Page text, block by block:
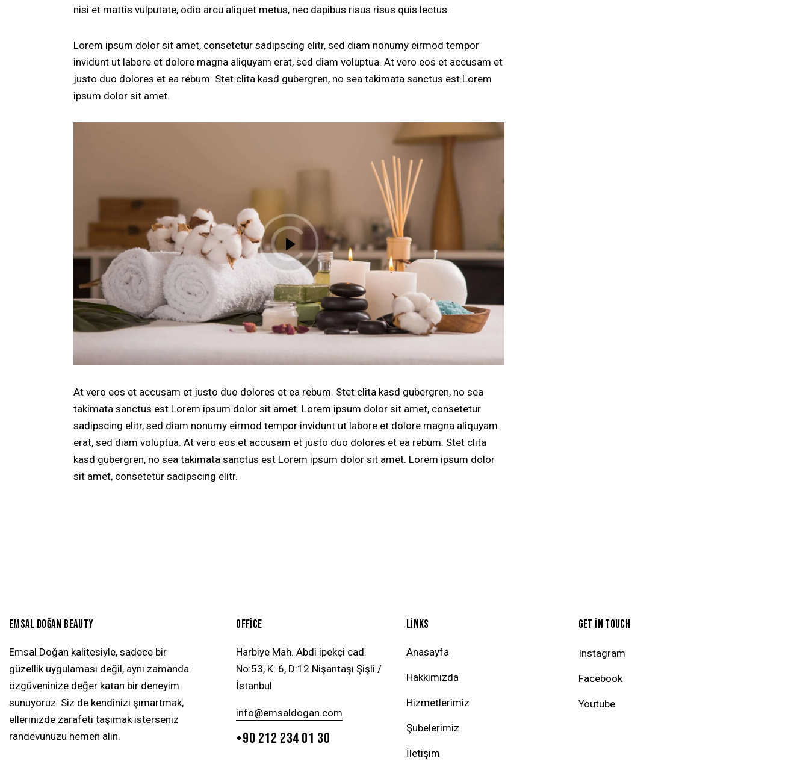
nisi et mattis vulputate, odio arcu aliquet metus, nec dapibus risus risus quis lectus.
Lorem ipsum dolor sit amet, consetetur sadipscing elitr, sed diam nonumy eirmod tempor
invidunt ut labore et dolore magna aliquyam erat, sed diam voluptua. At vero eos et accusam et
justo duo dolores et ea rebum. Stet clita kasd gubergren, no sea takimata sanctus est Lorem
ipsum dolor sit amet.
At vero eos et accusam et justo duo dolores et ea rebum. Stet clita kasd gubergren, no sea
takimata sanctus est Lorem ipsum dolor sit amet. Lorem ipsum dolor sit amet, consetetur
sadipscing elitr, sed diam nonumy eirmod tempor invidunt ut labore et dolore magna aliquyam
erat, sed diam voluptua. At vero eos et accusam et justo duo dolores et ea rebum. Stet clita
kasd gubergren, no sea takimata sanctus est Lorem ipsum dolor sit amet. Lorem ipsum dolor
sit amet, consetetur sadipscing elitr.
EMSAL DOĞAN BEAUTY
Emsal Doğan kalitesiyle, sadece bir
güzellik uygulaması değil, aynı zamanda
özgüveninize değer katan bir deneyim
sunuyoruz. Siz de kendinizi şımartmak,
ellerinizde zarafeti taşımak isterseniz
randevunuzu hemen alın.
OFFICE
Harbiye Mah. Abdi ipekçi cad.
No:53, K: 6, D:12 Nişantaşı Şişli /
İstanbul
info@emsaldogan.com
+90 212 234 01 30
LINKS
Anasayfa
Hakkımızda
Hizmetlerimiz
Şubelerimiz
İletişim
GET IN TOUCH
Instagram
Facebook
Youtube